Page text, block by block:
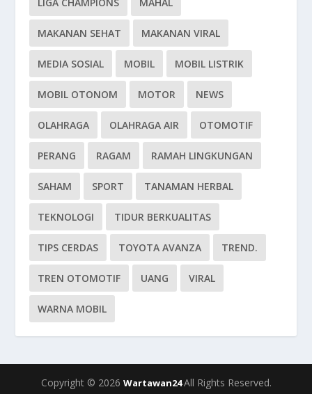
MAKANAN SEHAT MAKANAN VIRAL
MEDIA SOSIAL MOBIL MOBIL LISTRIK
MOBIL OTONOM MOTOR NEWS
OLAHRAGA OLAHRAGA AIR OTOMOTIF
PERANG RAGAM RAMAH LINGKUNGAN
SAHAM SPORT TANAMAN HERBAL
TEKNOLOGI TIDUR BERKUALITAS
TIPS CERDAS TOYOTA AVANZA TREND.
TREN OTOMOTIF UANG VIRAL
WARNA MOBIL
Copyright © 2026 Wartawan24All Rights Reserved.